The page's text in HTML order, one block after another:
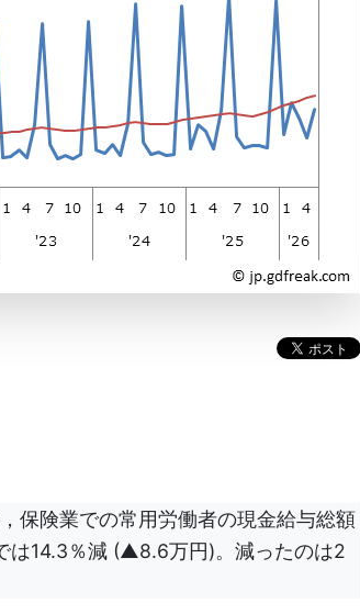
保険業での常用労働者の現金給与総額
は14.3％減 (▲8.6万円)。減ったのは2